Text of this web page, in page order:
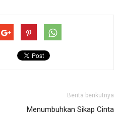
Berita berikutnya
Menumbuhkan Sikap Cinta